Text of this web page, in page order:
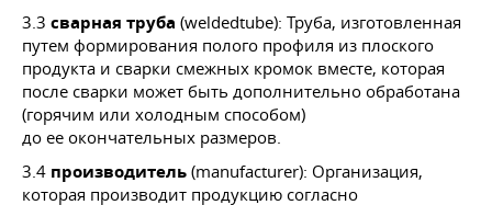
3.3 сварная труба (weldedtube): Tpyбa, изготовленная
путем формирования полого профиля из плоского
продукта и сварки смежных кромок вместе, которая
после сварки может быть дополнительно обработана
(горячим или холодным способом)
до ее окончательных размеров.
3.4 производитель (manufacturer): Организация,
которая производит продукцию согласно